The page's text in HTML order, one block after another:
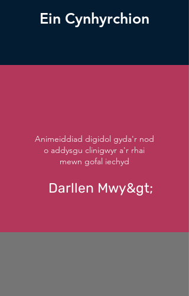
Ein Cynhyrchion
Animeiddiad digidol gyda'r nod
o addysgu clinigwyr a'r rhai
mewn gofal iechyd
Darllen Mwy&gt;